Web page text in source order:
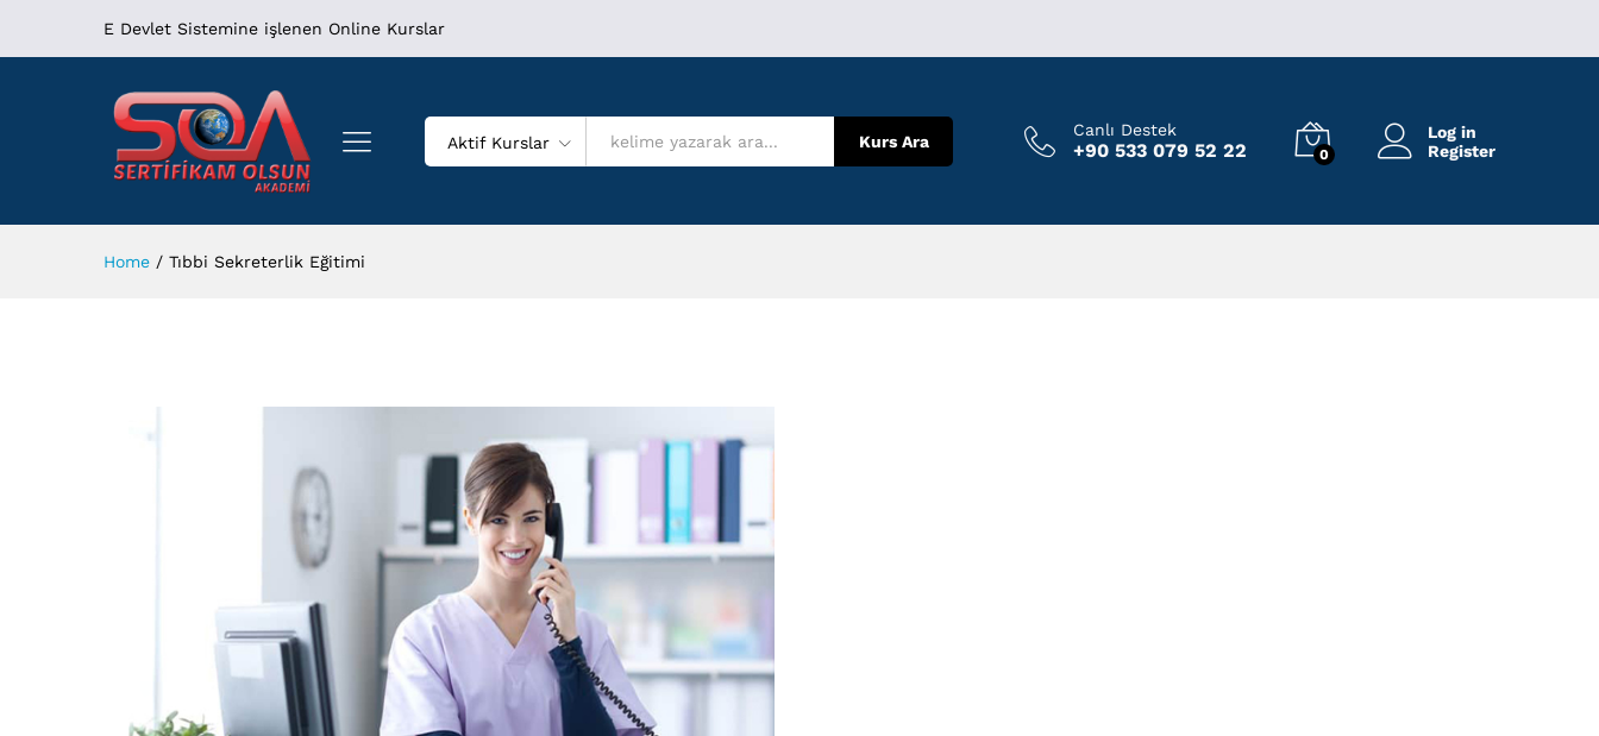
E Devlet Sistemine işlenen Online Kurslar
Aktif Kurslar Kurs Ara
Canlı Destek
+90 533 079 52 22 0
Log in
Register
Home / Tıbbi Sekreterlik Eğitimi